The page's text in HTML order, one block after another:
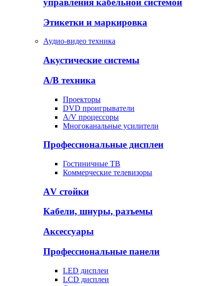
управления кабельной системой
Этикетки и маркировка
Аудио-видео техника
Акустические системы
А/В техника
Проекторы
DVD проигрыватели
A/V процессоры
Многоканальные усилители
Профессиональные дисплеи
Гостиничные ТВ
Коммерческие телевизоры
АV стойки
Кабели, шнуры, разъемы
Аксессуары
Профессиональные панели
LED дисплеи
LCD дисплеи